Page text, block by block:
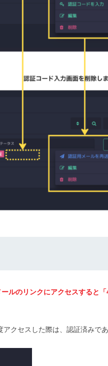
ルのリンクにアクセスすると
クセスした際は、認証済みで